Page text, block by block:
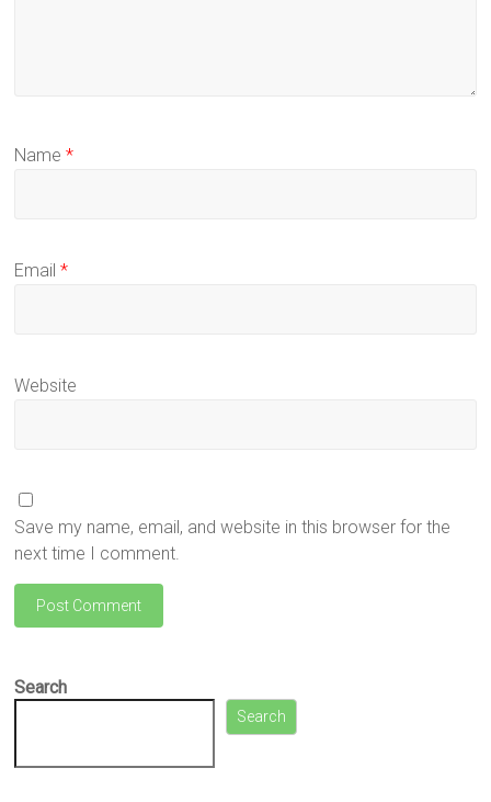
Name*
Email*
Website
Save my name, email, and website in this browser for the
next time I comment.
Search
Search